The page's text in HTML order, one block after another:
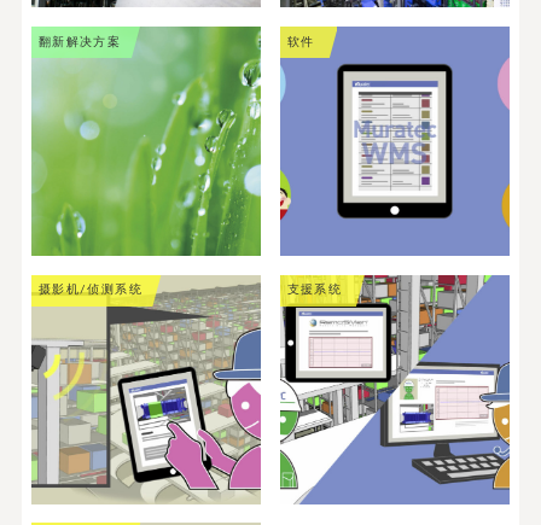
翻新解决方案 软件
摄影机/侦测系统 支援系统